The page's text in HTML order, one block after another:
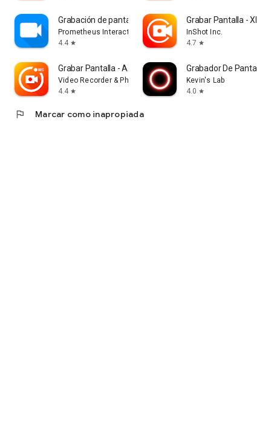
Grabación de pantalla y video
Prometheus Interactive LLC
4.4 star
Grabar Pantalla -
InShot Inc.
4.7 star
Grabar Pantalla - AX Recorder
Video Recorder & Photo Collage
4.4 star
Grabador De Pantalla
Kevin's Lab
4.0 star
flag Marcar como inapropiada